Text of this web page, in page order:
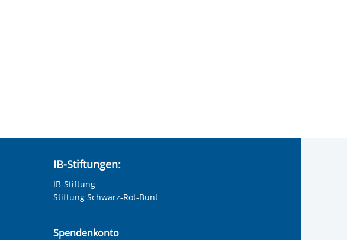
IB-Stiftungen:
IB-Stiftung
Stiftung Schwarz-Rot-Bunt
Spendenkonto